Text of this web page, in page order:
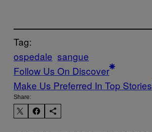
Tag:
ospedale sangue
Follow Us On Discover
Make Us Preferred In Top Stories
Share: